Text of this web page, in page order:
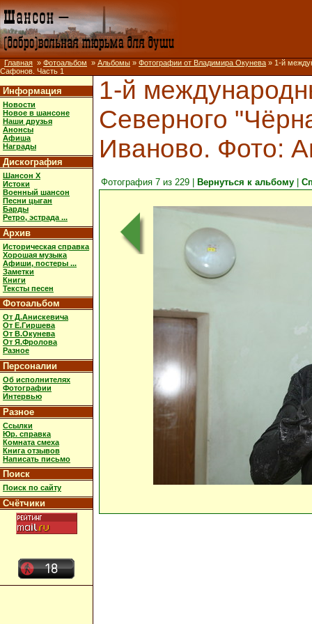
Главная » Фотоальбом » Альбомы » Фотографии от Владимира Окунева » 1-й
Сафонов. Часть 1
Информация
Новости
Новое в шансоне
Наши друзья
Анонсы
Афиша
Награды
Дискография
Шансон X
Истоки
Военный шансон
Песни цыган
Барды
Ретро, эстрада ...
Архив
Историческая справка
Хорошая музыка
Афиши, постеры ...
Заметки
Книги
Тексты песен
Фотоальбом
От Д.Анискевича
От Е.Гиршева
От В.Окунева
От Я.Фролова
Разное
Персоналии
Об исполнителях
Фотографии
Интервью
Разное
Ссылки
Юр. справка
Комната смеха
Книга отзывов
Написать письмо
Поиск
Поиск по сайту
Счётчики
1-й
Северного
Иваново. Фото:
Фотография 7 из 229 | Вернуться к альбому